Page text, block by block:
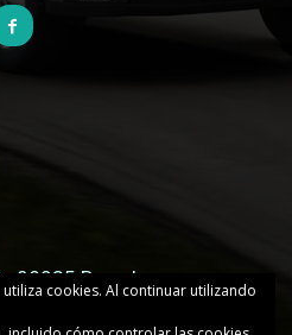
08035 Barcelona
cookies. Al continuar utilizando